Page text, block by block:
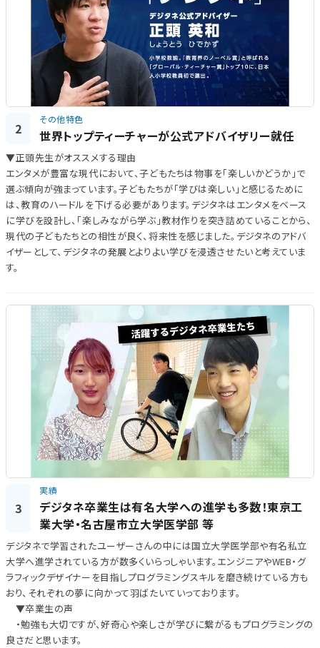
2
その他特色
世界トップティーチャーが公式アドバイザリー就任
▼正頭先生がオススメする理由
エンタメが豊富な現代において、子どもたちは物事を「楽しいかどうか」で
選ぶ傾向が強まっています。子どもたちが「学びは楽しい」と感じるために
は、教育のハードルを下げる必要があります。デジタネはエンタメをベース
に学びを設計し、「楽しみながら学ぶ」教材作りを突き詰めていることから、
現代の子どもたちとの相性が良く、将来性を感じました。デジタネのアドバ
イザーとして、デジタネの発展とよりよい学びを浸透させたいと考えていま
す。
3
実績
デジタネ卒業生は有名大学への進学も多数！東京工
業大学・名古屋市立大学医学部 等
デジタネで学習されたユーザーさんの中には国立大学医​​学部や有名私立
大学へ進学されている方が数多くいらっしゃいます。エンジニアやWEB・グ
ラフィックデザイナーを目指しプログラミングスキルを磨き続けている方も
おり、それぞれの夢に向かって羽ばたいていっております。
▼卒業生の声
・勉強も大切ですが、好奇心や楽しさが学びに繋がるもプログラミングの
良さだと思います。